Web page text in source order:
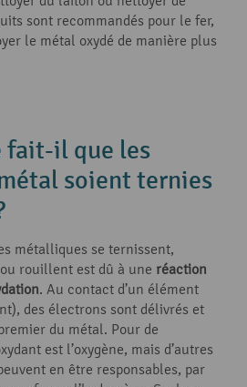
sont recommandés pour le fer,
le métal oxydé de manière plus
fait-il que les
soient ternies
métalliques se ternissent,
rouillent est dû à une réaction
. Au contact d’un élément
des électrons sont délivrés et
du métal. Pour de
est l’oxygène, mais d’autres
en être responsables, par